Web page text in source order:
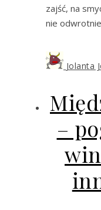
zajść, na
nie
Jolanta
–